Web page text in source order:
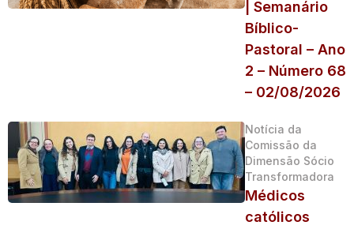
| Semanário
Bíblico-
Pastoral – Ano
2 – Número 68
– 02/08/2026
Notícia da
Comissão da
Dimensão Sócio
Transformadora
Médicos
católicos